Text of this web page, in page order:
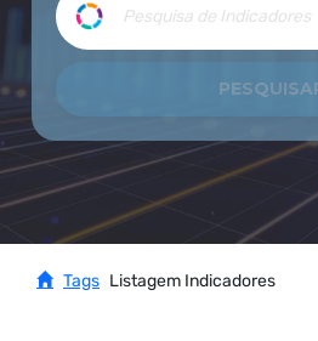
Tags Listagem Indicadores